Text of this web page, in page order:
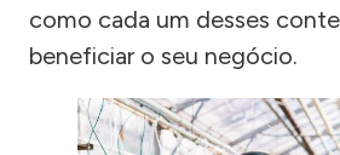
como cada um desses
beneficiar o seu negócio.